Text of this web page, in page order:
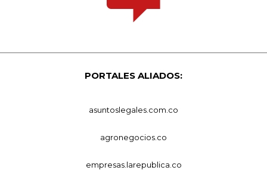
PORTALES ALIADOS:
asuntoslegales.com.co
agronegocios.co
empresas.larepublica.co